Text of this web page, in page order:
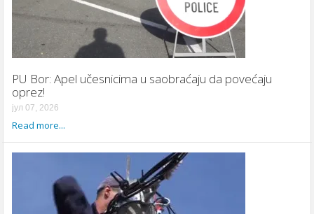
PU Bor: Apel učesnicima u saobraćaju da povećaju
oprez!
јул 07, 2026
Read more...